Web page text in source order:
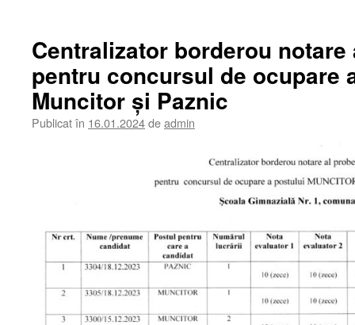
Centralizator borderou
pentru concursul de ocupare
Muncitor și Paznic
Publicat în 16.01.2024deadmin